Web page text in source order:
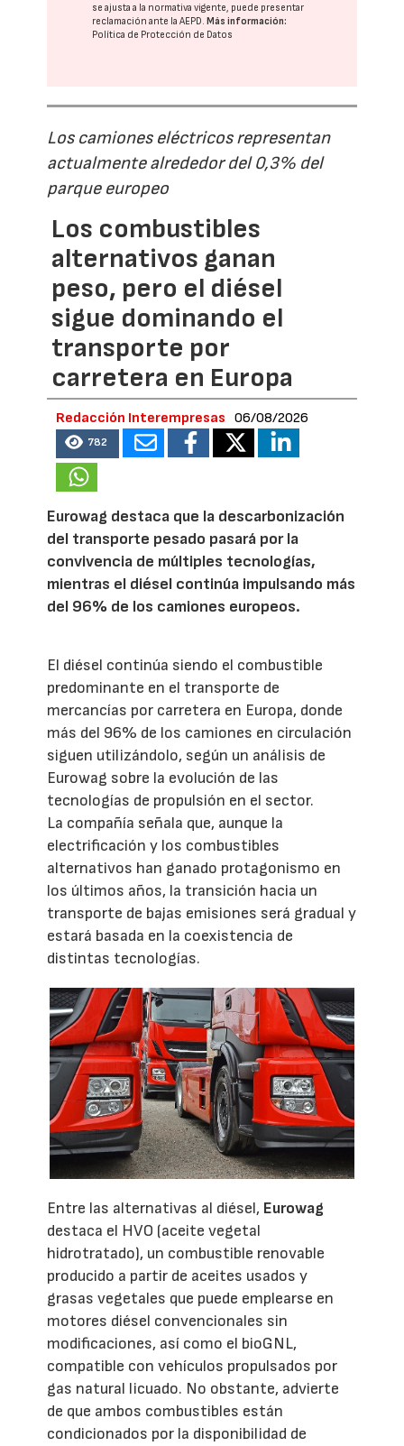
se ajusta a la normativa vigente, puede presentar
reclamación ante laAEPD.Más información:
Política de Protección de Datos
Los camiones eléctricos representan
actualmente alrededor del 0,3% del
parque europeo
Los combustibles
alternativos ganan
peso, pero el diésel
sigue dominando el
transporte por
carretera en Europa
Redacción Interempresas 06/08/2026
782
Eurowag destaca que la descarbonización
del transporte pesado pasará por la
convivencia de múltiples tecnologías,
mientras el diésel continúa impulsando más
del 96% de los camiones europeos.
El diésel continúa siendo el combustible
predominante en el transporte de
mercancías por carretera en Europa, donde
más del 96% de los camiones en circulación
siguen utilizándolo, según un análisis de
Eurowag sobre la evolución de las
tecnologías de propulsión en el sector.
La compañía señala que, aunque la
electrificación y los combustibles
alternativos han ganado protagonismo en
los últimos años, la transición hacia un
transporte de bajas emisiones será gradual y
estará basada en la coexistencia de
distintas tecnologías.
Entre las alternativas al diésel, Eurowag
destaca el HVO (aceite vegetal
hidrotratado), un combustible renovable
producido a partir de aceites usados y
grasas vegetales que puede emplearse en
motores diésel convencionales sin
modificaciones, así como el bioGNL,
compatible con vehículos propulsados por
gas natural licuado. No obstante, advierte
de que ambos combustibles están
condicionados por la disponibilidad de